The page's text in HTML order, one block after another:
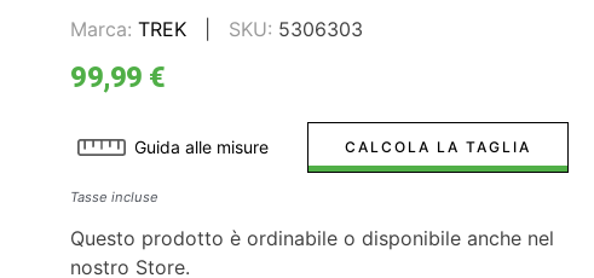
Marca: TREK SKU: 5306303
99,99 €
Guida alle misure CALCOLA LA TAGLIA
Tasse incluse
Questo prodotto è ordinabile o disponibile anche nel
nostro Store.